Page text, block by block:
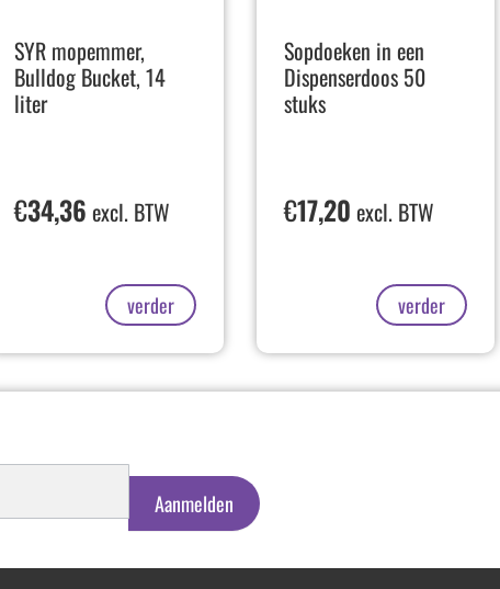
SYR mopemmer,
Bulldog Bucket, 14
liter
€34,36 excl. BTW
verder
Sopdoeken in een
Dispenserdoos 50
stuks
€17,20 excl. BTW
verder
Aanmelden